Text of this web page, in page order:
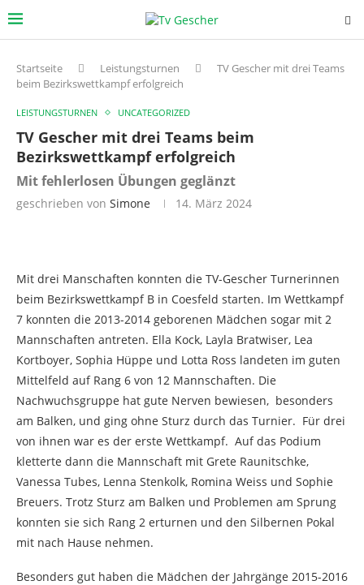
Startseite Leistungsturnen
TV Gescher mit drei Teams
beim Bezirkswettkampf erfolgreich
LEISTUNGSTURNEN UNCATEGORIZED
TV Gescher mit drei Teams beim
Bezirkswettkampf erfolgreich
Mit fehlerlosen Übungen geglänzt
geschrieben von Simone 14. März 2024
Mit drei Manschaften konnten die TV-Gescher Turnerinnen
beim Bezirkswettkampf B in Coesfeld starten. Im Wettkampf
7 konnten die 2013-2014 geborenen Mädchen sogar mit 2
Mannschaften antreten. Ella Kock, Layla Bratwiser, Lea
Kortboyer, Sophia Hüppe und Lotta Ross landeten im guten
Mittelfeld auf Rang 6 von 12 Mannschaften. Die
Nachwuchsgruppe hat gute Nerven bewiesen, besonders
am Balken, und ging ohne Sturz durch das Turnier. Für drei
von ihnen war es der erste Wettkampf. Auf das Podium
kletterte dann die Mannschaft mit Grete Raunitschke,
Vanessa Tubes, Lenna Stenkolk, Romina Weiss und Sophie
Breuers. Trotz Sturz am Balken und Problemen am Sprung
konnten sie sich Rang 2 erturnen und den Silbernen Pokal
mit nach Hause nehmen.
Besonders gut haben die Mädchen der Jahrgänge 2015-2016